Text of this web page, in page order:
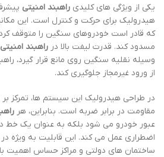
یکی از ویژگی های کلیدی راهبند امنیتی
هیدرولیک برای حرکت و کنترل است. این
که قادر است خودروهای سنگین را متوقف
مسدود کند. قدرت لیفت بالا در راهبند امنیتی
وسیله نقلیه سنگین روی مانع قرار گیرد،
از ورود غیرمجاز جلوگیری کند.
در طراحی هیدرولیک این سیستم ها، تمرکز
مقاومت در برابر ضربه است. بنابراین، هر
عبور خودرو می شود بلکه به عنوان یک خط
اضطراری عمل می کند. این قابلیت به ویژه
ساختمان های دولتی و مراکز حساس اهمیت